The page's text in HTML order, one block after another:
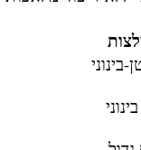
בינוני